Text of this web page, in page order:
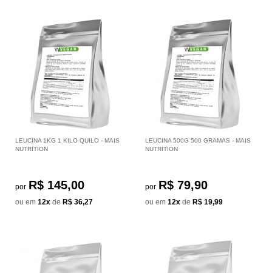
LEUCINA 1KG 1 KILO QUILO - MAIS
NUTRITION
por R$ 145,00
ou em 12x de R$ 36,27
LEUCINA 500G 500 GRAMAS - MAIS
NUTRITION
por R$ 79,90
ou em 12x de R$ 19,99